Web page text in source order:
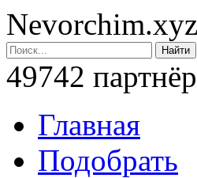
Nevorchim.xyz
49742
Главная
Подобрать